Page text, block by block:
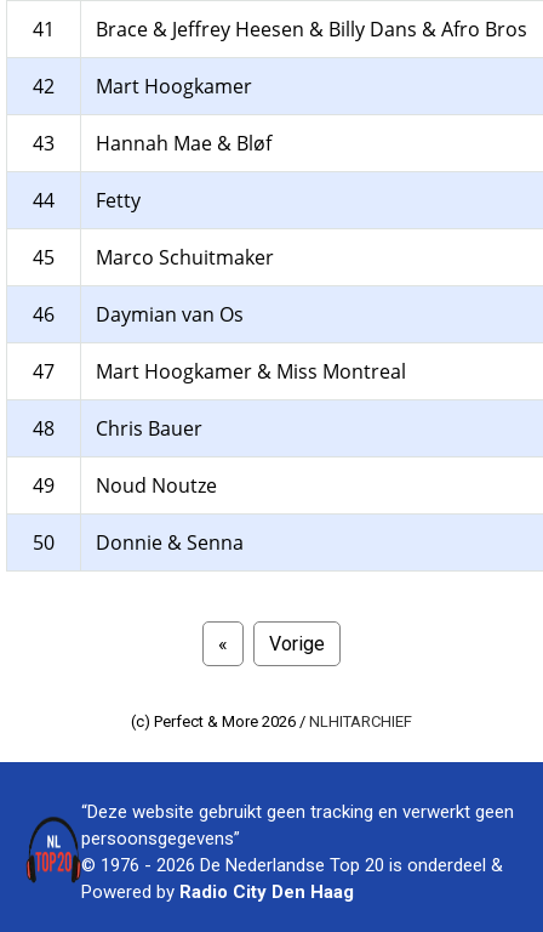
41 Brace & Jeffrey Heesen & Billy Dans & Afro Bros
42 Mart Hoogkamer
43 Hannah Mae & Bløf
44 Fetty
45 Marco Schuitmaker
46 Daymian van Os
47 Mart Hoogkamer & Miss Montreal
48 Chris Bauer
49 Noud Noutze
50 Donnie & Senna
« Vorige
(c) Perfect & More 2026 / NLHITARCHIEF
“Deze website gebruikt geen tracking en verwerkt geen
persoonsgegevens”
© 1976 - 2026 De Nederlandse Top 20 is onderdeel &
Powered by Radio City Den Haag